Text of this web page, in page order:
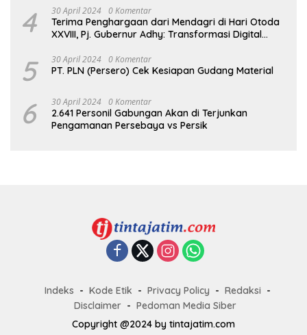
4 30 April 2024 0 Komentar
Terima Penghargaan dari Mendagri di Hari Otoda
XXVIII, Pj. Gubernur Adhy: Transformasi Digital
Keberhasilan Jatim
5 30 April 2024 0 Komentar
PT. PLN (Persero) Cek Kesiapan Gudang Material
6 30 April 2024 0 Komentar
2.641 Personil Gabungan Akan di Terjunkan
Pengamanan Persebaya vs Persik
Indeks Kode Etik Privacy Policy
Redaksi
Disclaimer
Pedoman Media Siber
Copyright @2024 by tintajatim.com